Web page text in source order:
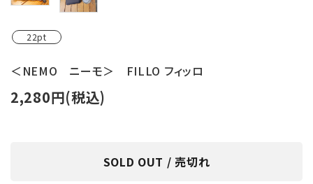
INFORMATION
ようこそ ゲスト 様
meeting_room ログイン
22pt
＜NEMO ニーモ＞ FILLO フィッロ
2,280円(税込)
SOLD OUT / 売切れ